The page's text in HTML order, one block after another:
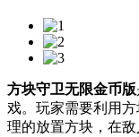
方块守卫无限金币版
戏。玩家需要利用
理的放置方块，在